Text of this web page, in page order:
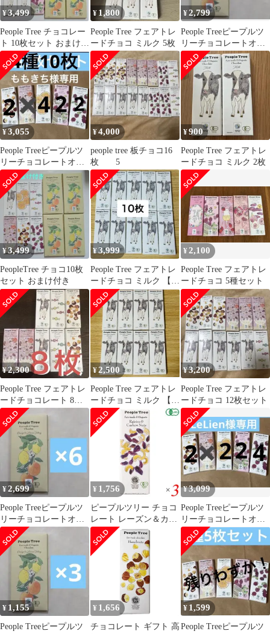
¥3,499
People Tree チョコレー
ト 10枚セット おまけ付
き
¥ 1,800
People Tree フェアトレ
ードチョコ ミルク 5枚
¥2,799
People Treeピープルツ
リーチョコレートオー
ガニック オレンジ＆
レモン9
¥3,055
People Treeピープルツ
リーチョコレートオー
ガニック 4種10枚枚セ
ット
¥4,000
people tree 板チョコ16
枚 5
¥900
People Tree フェアトレ
ードチョコ ミルク 2枚
¥3,499
PeopleTree チョコ10枚
セット おまけ付き
¥3,999
People Tree フェアトレ
ードチョコ ミルク 【10
枚】オーガニック
¥2,100
People Tree フェアトレ
ードチョコ 5種セット
¥2,300
People Tree フェアトレ
ードチョコレート 8枚
セット
¥2,500
People Tree フェアトレ
ードチョコ ミルク 【8
枚】オーガニック
¥3,200
People Tree フェアトレ
ードチョコ 12枚セット
¥2,699
People Treeピープルツ
リーチョコレートオー
ガニック オレンジ＆
レモン6
¥ 1,756
ピープルツリー チョコ
レート レーズン＆カシ
ューナッツ 50g 3個
¥3,099
People Treeピープルツ
リーチョコレートオー
ガニック
¥ 1,155
People Treeピープルツ
¥ 1,656
チョコレート ギフト 高
¥ 1,599
People Treeピープルツ